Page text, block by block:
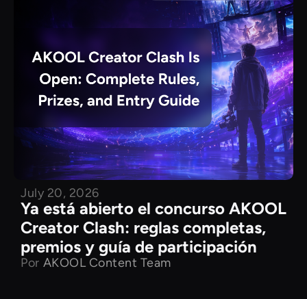
July 20, 2026
Ya está abierto el concurso AKOOL
Creator Clash: reglas completas,
premios y guía de participación
Por AKOOL Content Team